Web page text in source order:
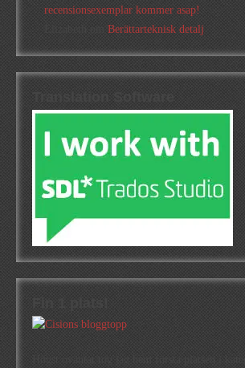
recensionsexemplar kommer asap!
Berättarteknisk detalj
Fin 1 plats!